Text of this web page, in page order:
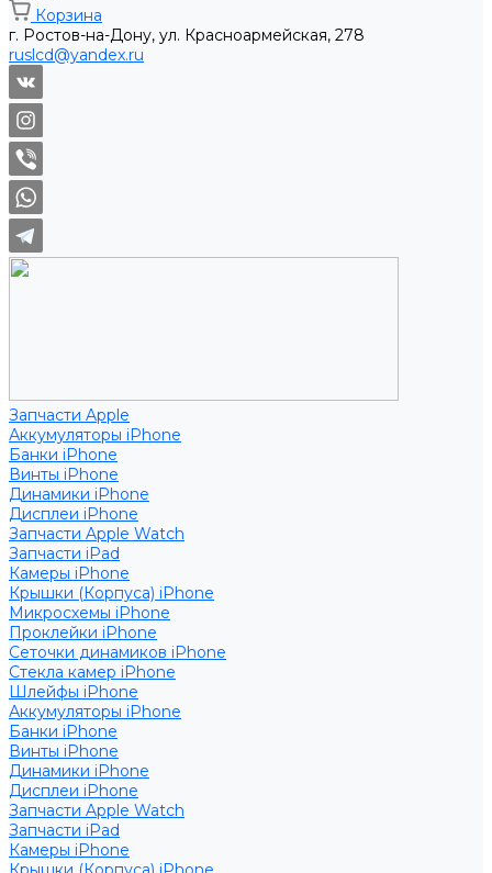
Корзина
г. Ростов-на-Дону, ул. Красноармейская, 278
ruslcd@yandex.ru
Запчасти Apple
Аккумуляторы iPhone
Банки iPhone
Винты iPhone
Динамики iPhone
Дисплеи iPhone
Запчасти Apple Watch
Запчасти iPad
Камеры iPhone
Крышки (Корпуса) iPhone
Микросхемы iPhone
Проклейки iPhone
Сеточки динамиков iPhone
Стекла камер iPhone
Шлейфы iPhone
Аккумуляторы iPhone
Банки iPhone
Винты iPhone
Динамики iPhone
Дисплеи iPhone
Запчасти Apple Watch
Запчасти iPad
Камеры iPhone